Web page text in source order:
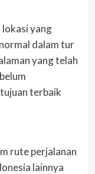
lokasi yang
dalam tur
yang telah
terbaik
rute perjalanan
lainnya